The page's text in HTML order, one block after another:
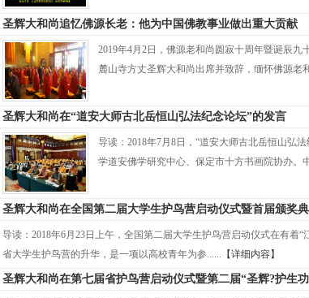
圣辉大和尚追忆佛源长老：他为中国佛教事业做出重大贡献
2019年4月2日，佛源老和尚圆寂十周年暨诞辰
麓山寺方丈圣辉大和尚出席并致辞，缅怀佛源老
圣辉大和尚在“道安大师古北岳恒山弘法纪念论坛”的发言
导读：2018年7月8日，“道安大师古北岳恒山弘
学道安佛学研究中心、保定市十方书画院协办。
圣辉大和尚在全国第二届大学生护鸟营启动仪式暨首届颁奖
导读：2018年6月23日上午，全国第二届大学生护鸟营启动仪式在有
省大学生护鸟营的升华，是一项以高校青年为参...... 【详细内容】
圣辉大和尚在第七届省护鸟营启动仪式暨第二届“圣辉?护生